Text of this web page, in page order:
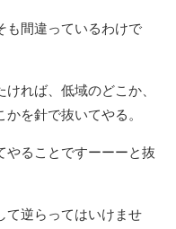
も間違っているわけで
れば、低域のどこか、
を針で抜いてやる。
やることですーーーと抜
て逆らってはいけませ